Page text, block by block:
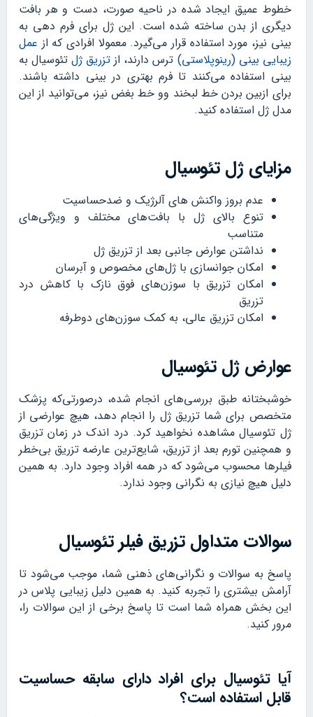
خطوط عمیق ایجاد شده در ناحیه صورت، دست و هر بافت
دیگری از بدن ساخته شده است. این ژل برای فرم دهی به
بینی نیز، مورد استفاده قرار می‌گیرد. معمولا افرادی که از عمل
زیبایی بینی (رینوپلاستی) ترس دارند، از تزریق ژلتئوسیال به
بینی استفاده می‌کنند تا فرم بهتری در بینی داشته باشند.
برای ازبین بردن خط لبخند وو خط بغض نیز، می‌توانید از این
مدل ژل استفاده کنید.
مزایای ژل تئوسیال
عدم بروز واکنش های آلرژیک و ضدحساسیت
تنوع بالای ژل با بافت‌های مختلف و ویژگی‌های
متناسب
نداشتن عوارض جانبی بعد از تزریق ژل
امکان جوانسازی با ژل‌های مخصوص و آبرسان
امکان تزریق با سوزن‌های فوق نازک با کاهش درد
تزریق
امکان تزریق عالی، به کمک سوزن‌های دوطرفه
عوارض ژل تئوسیال
خوشبختانه طبق بررسی‌های انجام شده، درصورتی‌که پزشک
متخصص برای شما تزریق ژل را انجام دهد، هیچ عوارضی از
ژل تئوسیال مشاهده نخواهید کرد. درد اندک در زمان تزریق
و همچنین تورم بعد از تزریق، شایع‌ترین عارضه تزریق بی‌خطر
فیلرها محسوب می‌شود که در همه افراد وجود دارد. به همین
دلیل هیچ نیازی به نگرانی وجود ندارد.
سوالات متداول تزریق فیلر تئوسیال
پاسخ به سوالات و نگرانی‌های ذهنی شما، موجب می‌شود تا
آرامش بیشتری را تجربه کنید. به همین دلیل زیبایی پلاس در
این بخش همراه شما است تا پاسخ برخی از این سوالات را،
مرور کنید.
آیا تئوسیال برای افراد دارای سابقه حساسیت
قابل استفاده است؟